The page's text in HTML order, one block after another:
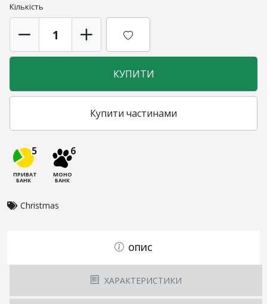
Кількість
КУПИТИ
Купити частинами
5
ПРИВАТ
БАНК
6
МОНО
БАНК
Christmas
ОПИС
ХАРАКТЕРИСТИКИ